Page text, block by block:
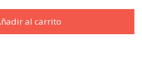
al carrito